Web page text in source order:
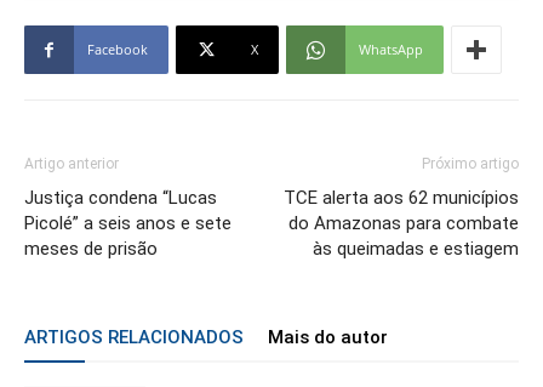
Facebook X WhatsApp
Artigo anterior
Justiça condena “Lucas
Picolé” a seis anos e sete
meses de prisão
Próximo artigo
TCE alerta aos 62 municípios
do Amazonas para combate
às queimadas e estiagem
ARTIGOS RELACIONADOS Mais do autor